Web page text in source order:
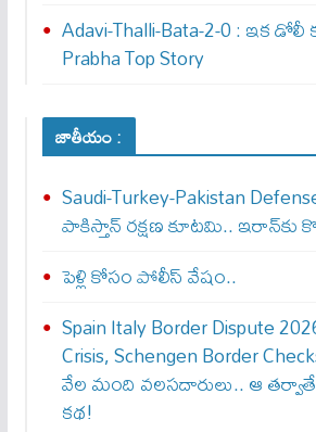
Adavi-Thalli-Bata-2-0 : ఇక డోలీ
Prabha Top Story
జాతీయం :
Saudi-Turkey-Pakistan
పాకిస్తాన్ రక్షణ కూటమి.. ఇరాన్‌కు
పెళ్లి కోసం పోలీస్ వేషం..
Spain Italy Border Dispute
Crisis, Schengen Border
వేల మంది వలసదారులు.. ఆ
కథ!